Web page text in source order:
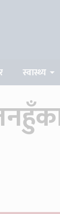
स्वास्थ्य